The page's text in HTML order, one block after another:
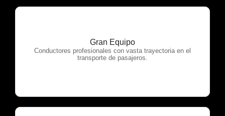
Gran Equipo
Conductores profesionales con vasta trayectoria en el
transporte de pasajeros.
OTP Servicios